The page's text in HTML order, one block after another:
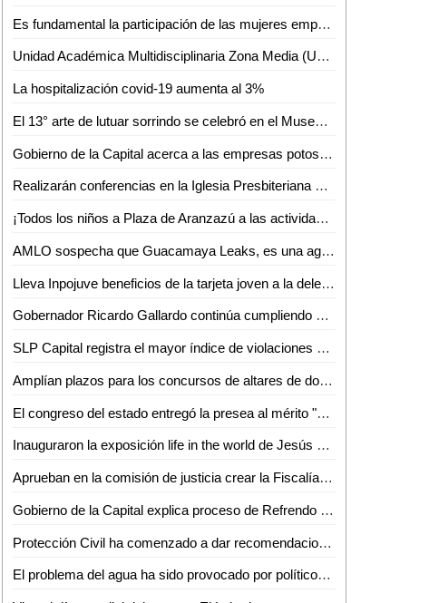
Es fundamental la participación de las mujeres empresarias para incentivar el desarrollo de SLP: PAN
Unidad Académica Multidisciplinaria Zona Media (UAMZM) de la UASLP, festeja 39 años de formar profesionistas
La hospitalización covid-19 aumenta al 3%
El 13° arte de lutuar sorrindo se celebró en el Museo del Ferrocarril
Gobierno de la Capital acerca a las empresas potosinas al mundo: promueven intercambios con compañías alemanas
Realizarán conferencias en la Iglesia Presbiteriana de Ciudad Valles sobre diversas temáticas post covid
¡Todos los niños a Plaza de Aranzazú a las actividades infantiles del Festival Internacional San Luis en Primavera!
AMLO sospecha que Guacamaya Leaks, es una agencia de inteligencia vinculada a Claudio González y Carlos Loret
Lleva Inpojuve beneficios de la tarjeta joven a la delegación de Villa de Pozos
Gobernador Ricardo Gallardo continúa cumpliendo compromisos con las y los potosinos
SLP Capital registra el mayor índice de violaciones de derechos humanos
Amplían plazos para los concursos de altares de dolores y de elaboración y quema de Judas
El congreso del estado entregó la presea al mérito "Plan de San Luis", año 2022, al piloto Ricardo Cordero de Ávila
Inauguraron la exposición life in the world de Jesús Efrén Barbosa
Aprueban en la comisión de justicia crear la Fiscalía especializada en la investigación de delitos de tortura y otros tratos o penas crueles, inhumanos o degradantes
Gobierno de la Capital explica proceso de Refrendo de Licencias de Funcionamiento a agencias de viajes afiliadas a Canaco
Protección Civil ha comenzado a dar recomendaciones en parajes turísticos y para la FENAHUAP: Lino Gutiérrez
El problema del agua ha sido provocado por políticos corruptos que han mentido y no han actuado: José Guadalupe González